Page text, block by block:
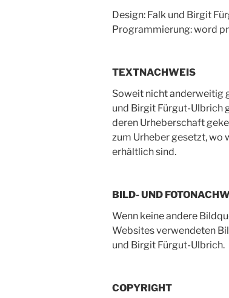
Design: Falk und Birgit
Programmierung: word
TEXTNACHWEIS
Soweit nicht anderweitig
und Birgit Fürgut-Ulbrich
deren Urheberschaft
zum Urheber gesetzt, wo
erhältlich sind.
BILD- UND
Wenn keine andere
Websites verwendeten
und Birgit Fürgut-Ulbrich.
COPYRIGHT